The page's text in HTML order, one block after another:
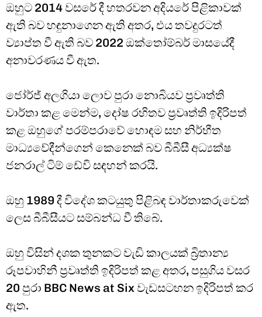
ඔහුට 2014 වසරේ දී හතරවන අදියරේ පිළිකාවක්
ඇති බව හඳුනාගෙන ඇති අතර, එය තවදුරටත්
ව්‍යාප්ත වී ඇති බව 2022 ඔක්තෝම්බර් මාසයේදී
අනාවරණය වී ඇත.
ජෝර්ජ් අලගියා ලොව පුරා නොබියව ප්‍රවෘත්ති
වාර්තා කළ මෙන්ම, දෝෂ රහිතව ප්‍රවෘත්ති ඉදිරිපත්
කළ ඔහුගේ පරම්පරාවේ හොඳම සහ නිර්භීත
මාධ්‍යවේදීන්ගෙන් කෙනෙක් බව බීබීසී අධ්‍යක්ෂ
ජනරාල් ටිම් ඩේවි සඳහන් කරයි.
ඔහු 1989 දී විදේශ කටයුතු පිළිබඳ වාර්තාකරුවෙක්
ලෙස බීබීසීයට සම්බන්ධ වී තිබේ.
ඔහු විසින් දශක තුනකට වැඩි කාලයක් බ්‍රිතාන්‍ය
රූපවාහිනී ප්‍රවෘත්ති ඉදිරිපත් කළ අතර, පසුගිය වසර
20 පුරා BBC News at Six වැඩසටහන ඉදිරිපත් කර
ඇත.